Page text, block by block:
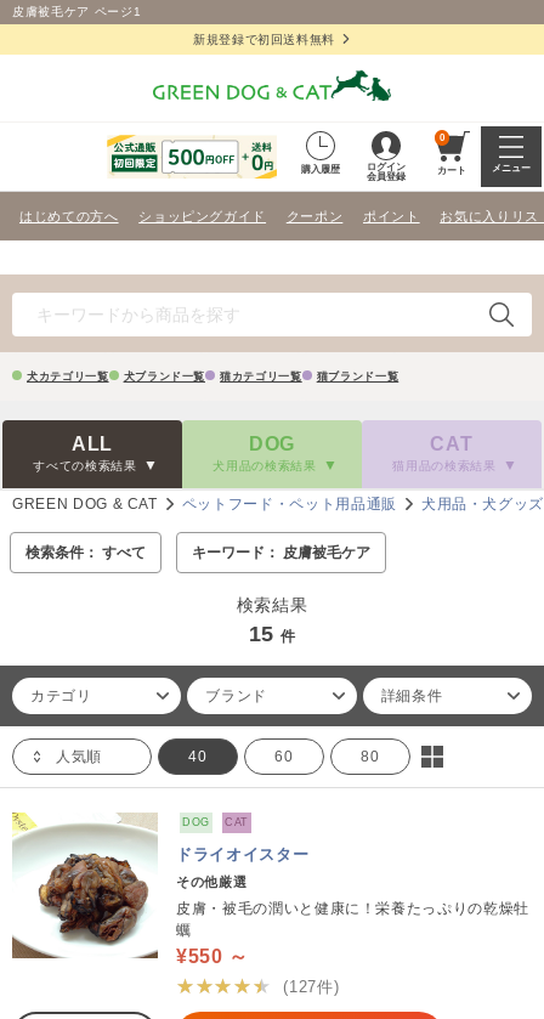
皮膚被毛ケア ページ1
新規登録で初回送料無料
購入履歴
ログイン
会員登録
0
カート メニュー
はじめての方へ ショッピングガイド クーポン ポイント お気に入りリス
犬カテゴリ一覧 犬ブランド一覧 猫カテゴリ一覧 猫ブランド一覧
ALL
すべての検索結果
DOG
犬用品の検索結果
CAT
猫用品の検索結果
GREEN DOG & CAT ペットフード・ペット用品通販 犬用品・犬グッズ
検索条件： すべて キーワード： 皮膚被毛ケア
検索結果
15 件
カテゴリ ブランド 詳細条件
人気順 40 60 80
DOG CAT
ドライオイスター
その他厳選
皮膚・被毛の潤いと健康に！栄養たっぷりの乾燥牡
蠣
¥550 ～
★★★★★
(127件)